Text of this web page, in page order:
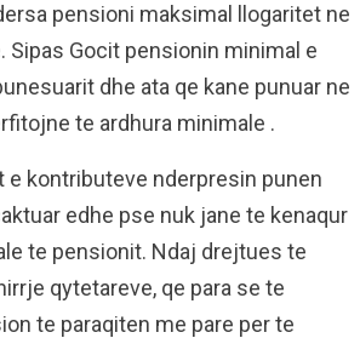
pensioni maksimal llogaritet ne
Sipas Gocit pensionin minimal e
dhe ata qe kane punuar ne
te ardhura minimale .
e kontributeve nderpresin punen
edhe pse nuk jane te kenaqur
te pensionit. Ndaj drejtues te
qytetareve, qe para se te
te paraqiten me pare per te